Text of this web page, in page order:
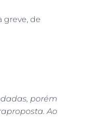
greve, de
porém
Ao